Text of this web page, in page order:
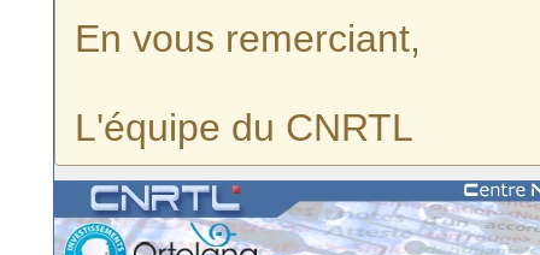
En vous remerciant,
L'équipe du CNRTL